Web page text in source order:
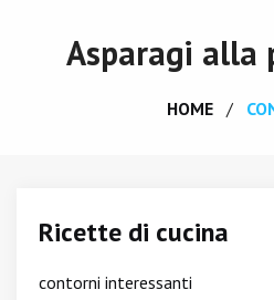
Asparagi alla
HOME
Ricette di cucina
contorni interessanti